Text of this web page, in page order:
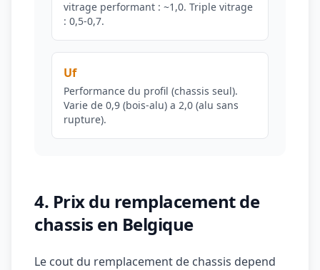
vitrage performant : ~1,0. Triple vitrage
: 0,5-0,7.
Uf
Performance du profil (chassis seul).
Varie de 0,9 (bois-alu) a 2,0 (alu sans
rupture).
4. Prix du remplacement de
chassis en Belgique
Le cout du remplacement de chassis depend